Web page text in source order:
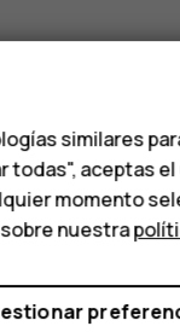
¿Te ha
Sí No
similares
todas", aceptas
momento
nuestra